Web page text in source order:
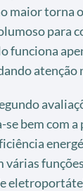
maior torna
para
funciona
atenção
bem com
várias